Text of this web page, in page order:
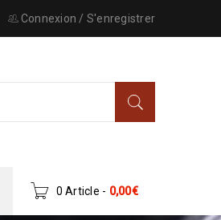
Connexion / S'enregistrer
0 Article - 0,00€